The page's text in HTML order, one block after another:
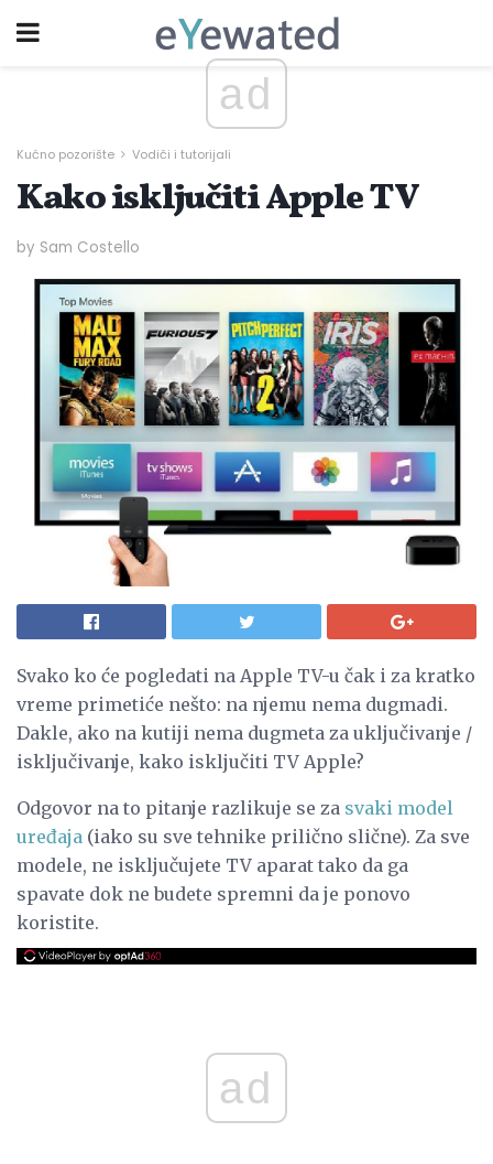
ad
Kućno pozorište Vodiči i tutorijali
Kako isključiti Apple TV
by Sam Costello
Svako ko će pogledati na Apple TV-u čak i za kratko
vreme primetiće nešto: na njemu nema dugmadi.
Dakle, ako na kutiji nema dugmeta za uključivanje /
isključivanje, kako isključiti TV Apple?
Odgovor na to pitanje razlikuje se za svaki model
uređaja (iako su sve tehnike prilično slične). Za sve
modele, ne isključujete TV aparat tako da ga
spavate dok ne budete spremni da je ponovo
koristite.
ad